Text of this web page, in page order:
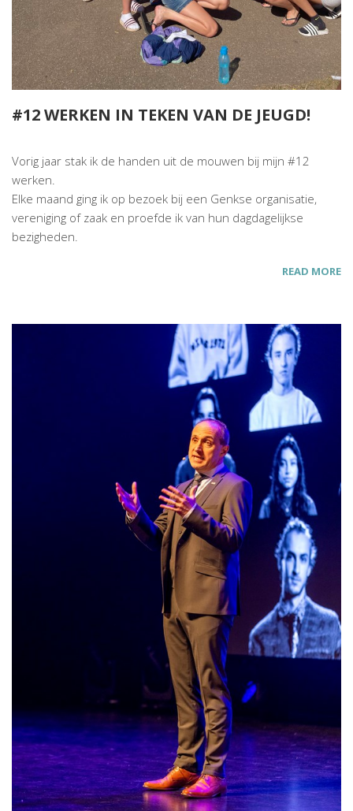
#12 WERKEN IN TEKEN VAN DE JEUGD!
Vorig jaar stak ik de handen uit de mouwen bij mijn #12
werken.
Elke maand ging ik op bezoek bij een Genkse organisatie,
vereniging of zaak en proefde ik van hun dagdagelijkse
bezigheden.
READ MORE